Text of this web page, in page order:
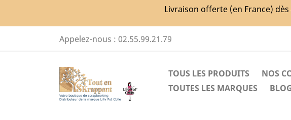
Livraison offerte (en France)
Appelez-nous : 02.55.99.21.79
TOUS LES PRODUITS NOS
TOUTES LES MARQUES